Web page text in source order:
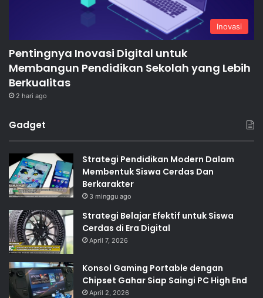
Inovasi
Pentingnya Inovasi Digital untuk
Membangun Pendidikan Sekolah yang Lebih
Berkualitas
2 hari ago
Gadget
Strategi Pendidikan Modern Dalam
Membentuk Siswa Cerdas Dan
Berkarakter
3 minggu ago
Strategi Belajar Efektif untuk Siswa
Cerdas di Era Digital
April 7, 2026
Konsol Gaming Portable dengan
Chipset Gahar Siap Saingi PC High End
April 2, 2026